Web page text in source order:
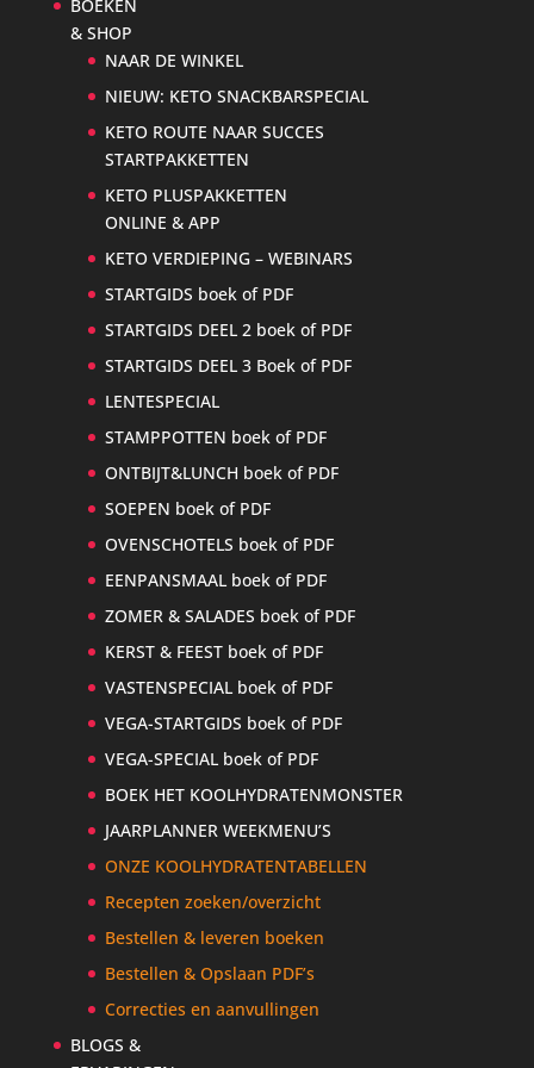
BOEKEN
& SHOP
NAAR DE WINKEL
NIEUW: KETO SNACKBARSPECIAL
KETO ROUTE NAAR SUCCES
STARTPAKKETTEN
KETO PLUSPAKKETTEN
ONLINE & APP
KETO VERDIEPING – WEBINARS
STARTGIDS boek of PDF
STARTGIDS DEEL 2 boek of PDF
STARTGIDS DEEL 3 Boek of PDF
LENTESPECIAL
STAMPPOTTEN boek of PDF
ONTBIJT&LUNCH boek of PDF
SOEPEN boek of PDF
OVENSCHOTELS boek of PDF
EENPANSMAAL boek of PDF
ZOMER & SALADES boek of PDF
KERST & FEEST boek of PDF
VASTENSPECIAL boek of PDF
VEGA-STARTGIDS boek of PDF
VEGA-SPECIAL boek of PDF
BOEK HET KOOLHYDRATENMONSTER
JAARPLANNER WEEKMENU’S
ONZE KOOLHYDRATENTABELLEN
Recepten zoeken/overzicht
Bestellen & leveren boeken
Bestellen & Opslaan PDF’s
Correcties en aanvullingen
BLOGS &